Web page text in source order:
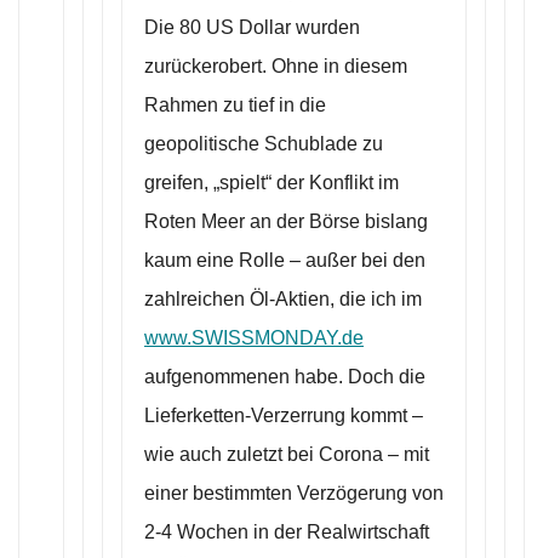
Die 80 US Dollar wurden
zurückerobert. Ohne in diesem
Rahmen zu tief in die
geopolitische Schublade zu
greifen, „spielt“ der Konflikt im
Roten Meer an der Börse bislang
kaum eine Rolle – außer bei den
zahlreichen Öl-Aktien, die ich im
www.SWISSMONDAY.de
aufgenommenen habe. Doch die
Lieferketten-Verzerrung kommt –
wie auch zuletzt bei Corona – mit
einer bestimmten Verzögerung von
2-4 Wochen in der Realwirtschaft